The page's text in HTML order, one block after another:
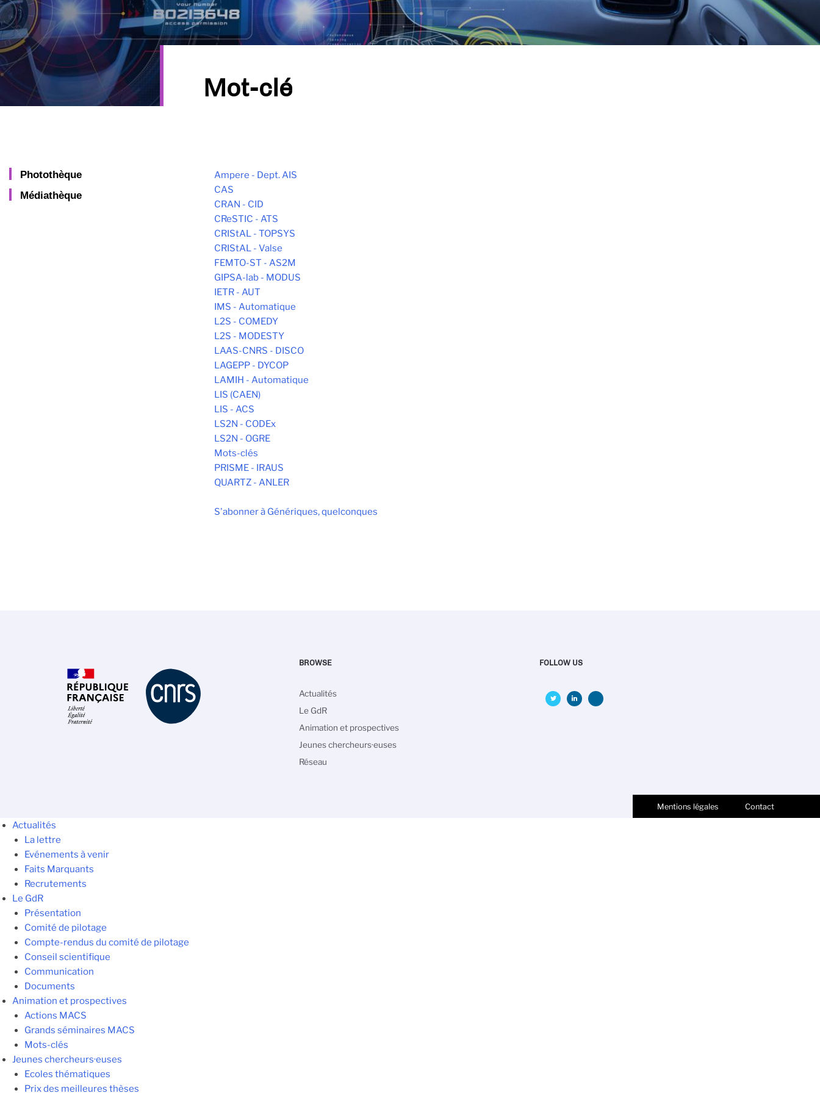
Mot-clé
Photothèque
Médiathèque
Ampere - Dept. AIS
CAS
CRAN - CID
CReSTIC - ATS
CRIStAL - TOPSYS
CRIStAL - Valse
FEMTO-ST - AS2M
GIPSA-lab - MODUS
IETR - AUT
IMS - Automatique
L2S - COMEDY
L2S - MODESTY
LAAS-CNRS - DISCO
LAGEPP - DYCOP
LAMIH - Automatique
LIS (CAEN)
LIS - ACS
LS2N - CODEx
LS2N - OGRE
Mots-clés
PRISME - IRAUS
QUARTZ - ANLER
S'abonner à Génériques, quelconques
BROWSE
Navigation
principale
Actualités
Le GdR
Animation et prospectives
Jeunes chercheurs·euses
Réseau
FOLLOW US
Mentions légales Contact
Actualités
La lettre
Evénements à venir
Faits Marquants
Recrutements
Le GdR
Présentation
Comité de pilotage
Compte-rendus du comité de pilotage
Conseil scientifique
Communication
Documents
Animation et prospectives
Actions MACS
Grands séminaires MACS
Mots-clés
Jeunes chercheurs·euses
Ecoles thématiques
Prix des meilleures thèses